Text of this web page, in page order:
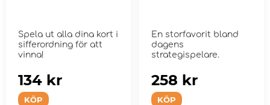
Spela ut alla dina kort i
sifferordning för att
vinna!
KÖP
134 kr
En storfavorit bland
dagens
strategispelare.
KÖP
258 kr